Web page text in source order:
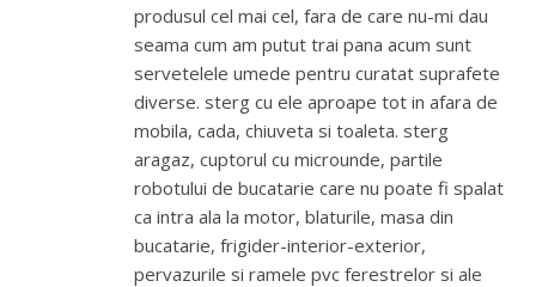
produsul cel mai cel, fara de care nu-mi dau
seama cum am putut trai pana acum sunt
servetelele umede pentru curatat suprafete
diverse. sterg cu ele aproape tot in afara de
mobila, cada, chiuveta si toaleta. sterg
aragaz, cuptorul cu microunde, partile
robotului de bucatarie care nu poate fi spalat
ca intra ala la motor, blaturile, masa din
bucatarie, frigider-interior-exterior,
pervazurile si ramele pvc ferestrelor si ale